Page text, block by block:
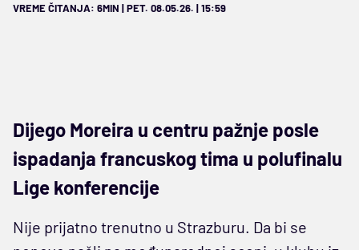
VREME ČITANJA: 6MIN | PET. 08.05.26. | 15:59
Dijego Moreira u centru pažnje posle
ispadanja francuskog tima u polufinalu
Lige konferencije
Nije prijatno trenutno u Strazburu. Da bi se